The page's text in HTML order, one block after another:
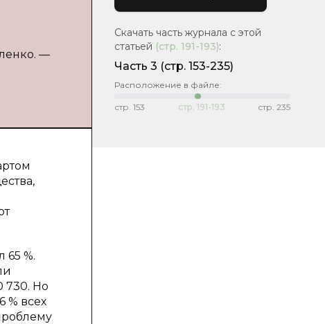
—
65 %.
730. Но
% всех
Скачать часть журнала с этой
статьей (стр. 191-193):
Часть 3 (стр. 153-235)
Расположение в файле:
стр. 153 стр. 191-193 стр. 235